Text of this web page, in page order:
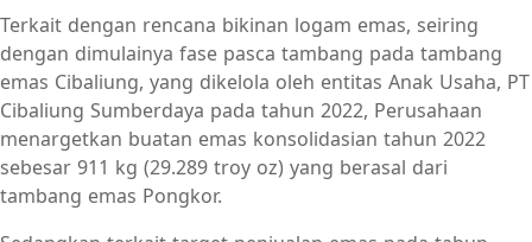
Terkait dengan rencana bikinan logam emas, seiring
dengan dimulainya fase pasca tambang pada tambang
emas Cibaliung, yang dikelola oleh entitas Anak Usaha, PT
Cibaliung Sumberdaya pada tahun 2022, Perusahaan
menargetkan buatan emas konsolidasian tahun 2022
sebesar 911 kg (29.289 troy oz) yang berasal dari
tambang emas Pongkor.